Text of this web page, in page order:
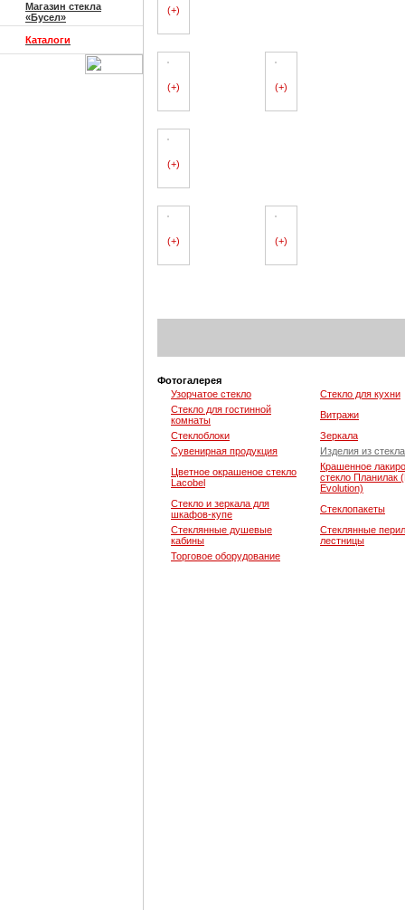
Магазин стекла
«Бусел»
Каталоги
(+)
(+) (+)
(+)
(+) (+)
Фотогалерея
Узорчатое стекло
Стекло для кухни
Стекло для гостинной
комнаты
Витражи
Стеклоблоки
Зеркала
Сувенирная продукция
Изделия из стекла
Цветное окрашеное стекло
Lacobel
Крашенное
стекло Планилак
Evolution)
Стекло и зеркала для
шкафов-купе
Стеклопакеты
Стеклянные душевые
кабины
Стеклянные
лестницы
Торговое оборудование